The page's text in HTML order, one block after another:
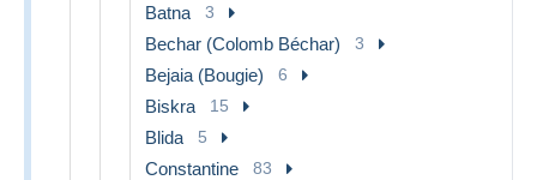
Batna 3
Bechar (Colomb Béchar) 3
Bejaia (Bougie) 6
Biskra 15
Blida 5
Constantine 83